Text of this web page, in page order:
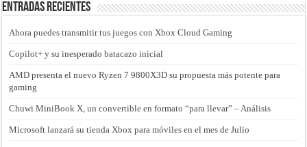
Entradas recientes
Ahora puedes transmitir tus juegos con Xbox Cloud Gaming
Copilot+ y su inesperado batacazo inicial
AMD presenta el nuevo Ryzen 7 9800X3D su propuesta más potente para
gaming
Chuwi MiniBook X, un convertible en formato “para llevar” – Análisis
Microsoft lanzará su tienda Xbox para móviles en el mes de Julio